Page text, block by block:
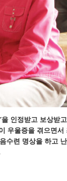
을 인정받고 보상받
우울증을 겪으면
수련 명상을 하고